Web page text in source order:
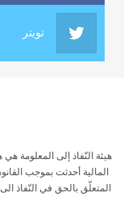
تويتر
هيئة النّفاذ إلى المعلومة
المتعلّق بالحق في النّفاذ